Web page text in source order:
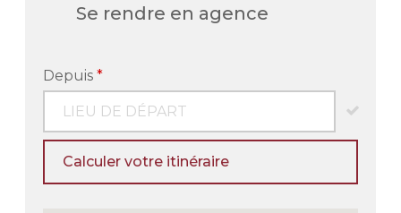
Se rendre en agence
Depuis*
Calculer votre itinéraire